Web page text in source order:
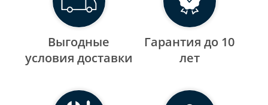
Выгодные
уcловия доставки
Гарантия до 10
лет